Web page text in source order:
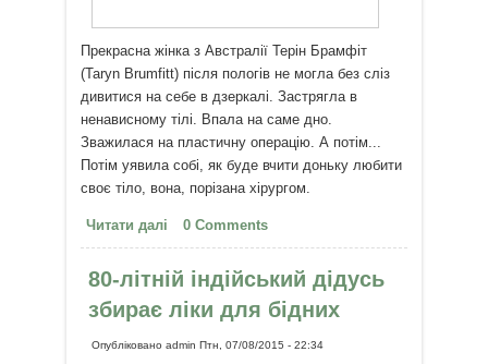
Прекрасна жінка з Австралії Терін Брамфіт
(Taryn Brumfitt) після пологів не могла без сліз
дивитися на себе в дзеркалі. Застрягла в
ненависному тілі. Впала на саме дно.
Зважилася на пластичну операцію. А потім...
Потім уявила собі, як буде вчити доньку любити
своє тіло, вона, порізана хірургом.
Читати далі про Терін Брамфіт: Прийми своє
тіло
0 Comments
80-літній індійський дідусь
збирає ліки для бідних
Опублікованоadmin Птн, 07/08/2015 - 22:34